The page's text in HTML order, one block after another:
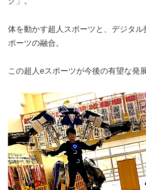
体を動かす超人スポーツと、デジタル
ポーツの融合。
この超人eスポーツが今後の有望な発